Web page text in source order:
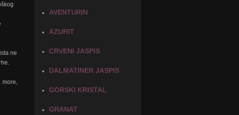
ne
AVENTURIN
AZURIT
CRVENI JASPIS
DALMATINER JASPIS
GORSKI KRISTAL
GRANAT